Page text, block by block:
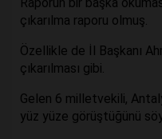
çıkarılma raporu olmuş.
Özellikle de İl Başkanı
çıkarılması gibi.
Gelen 6 milletvekili,
yüz yüze görüştüğünü